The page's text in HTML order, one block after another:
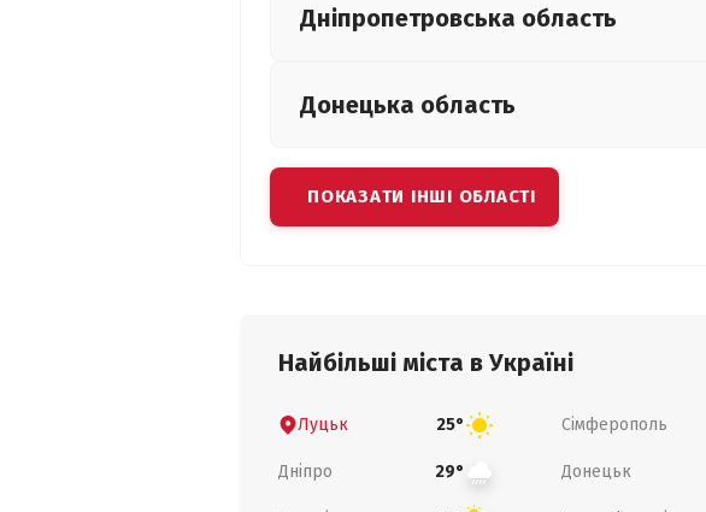
Дніпропетровська область
Донецька область
ПОКАЗАТИ ІНШІ ОБЛАСТІ
Найбільші міста в Україні
Луцьк 25° Сімферополь
Дніпро 29° Донецьк